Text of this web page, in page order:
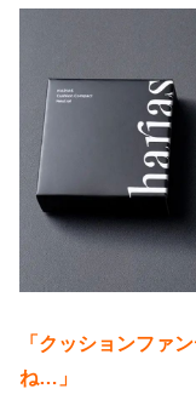
「クッションファ
ね…」